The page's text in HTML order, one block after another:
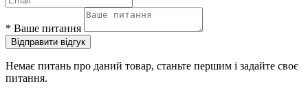
* Ваше питання
Відправити відгук
Немає питань про даний товар, станьте першим і задайте своє
питання.